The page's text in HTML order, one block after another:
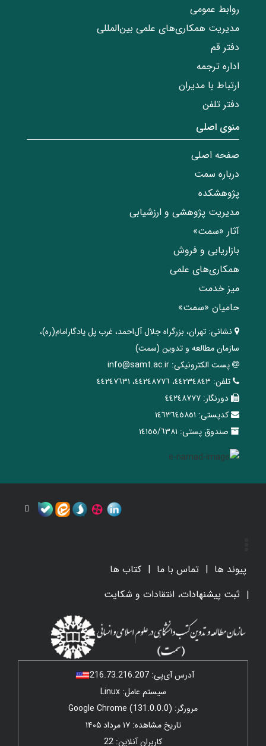
روابط عمومی
مدیریت همکاری‌های علمی بین‌المللی
دفتر قم
اداره ترجمه
ارتباط با مدیران
دفتر تلفن
منوی اصلی
صفحه اصلی
درباره سمت
پژوهشکده
مدیریت پژوهشی و ارزشیابی
آثار «سمت»
بازاریابی و فروش
همکاری‌های علمی
میز خدمت
حامیان «سمت»
نشانی: تهران، ‌بزرگراه ‌جلال آل‌احمد، غرب پل يادگار‌امام(ره)‌،
سازمان مطالعه و تدوین‌ (سمت)
پست الکترونیکی: info@samt.ac.ir
تلفن: ٤٤٢٣٤٨٤٣، ٤٤٢٤٨٧٧٦، ٤٤٢٤٧٦٣١
دورنگار: ٤٤٢٤٨٧٧٧
کدپستی: ١٤٦٣٦٤٥٨٥١
صندوق پستی: ١٤١٥٥/٦٣٨١
پیوند ها تماس با ما
کتاب ها
ثبت پیشنهادات، انتقادات و شکایت
آدرس آی‌پی: 216.73.216.207
سیستم عامل: Linux
مرورگر: Google Chrome (131.0.0.0)
تاریخ مشاهده: ۱۷ مرداد ۱۴۰۵
کاربران آنلاین: 22